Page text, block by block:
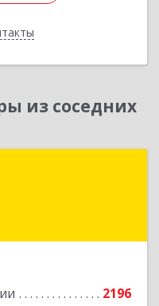
из соседних
2196
край, Краснодар г,